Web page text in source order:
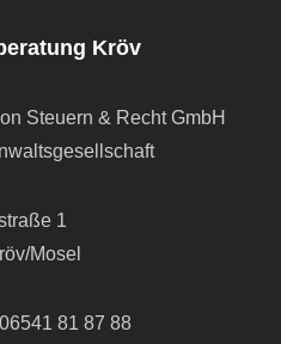
Kröv
Steuern & Recht GmbH
1
Mosel
06541 81 87 88